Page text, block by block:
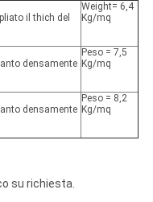
il thich del
Weight= 6,4
Kg/mq
densamente
Peso = 7,5
Kg/mq
densamente
Peso = 8,2
Kg/mq
su richiesta.